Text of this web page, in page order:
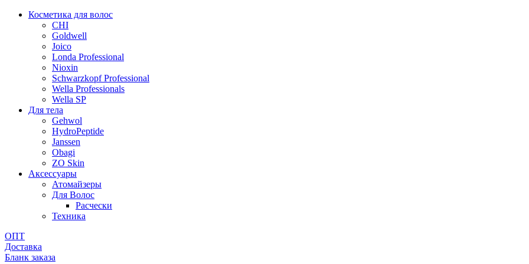
Косметика для волос
CHI
Goldwell
Joico
Londa Professional
Nioxin
Schwarzkopf Professional
Wella Professionals
Wella SP
Для тела
Gehwol
HydroPeptide
Janssen
Obagi
ZO Skin
Aксессуары
Атомайзеры
Для Волос
Расчески
Техника
ОПТ
Доставка
Бланк заказа